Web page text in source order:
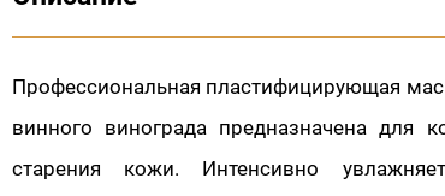
Профессиональная пластифицирующая
винного винограда предназначена для
старения кожи. Интенсивно